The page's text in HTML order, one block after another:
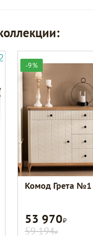
-9%
Комод Грета №1
53 970Р
59 194Р